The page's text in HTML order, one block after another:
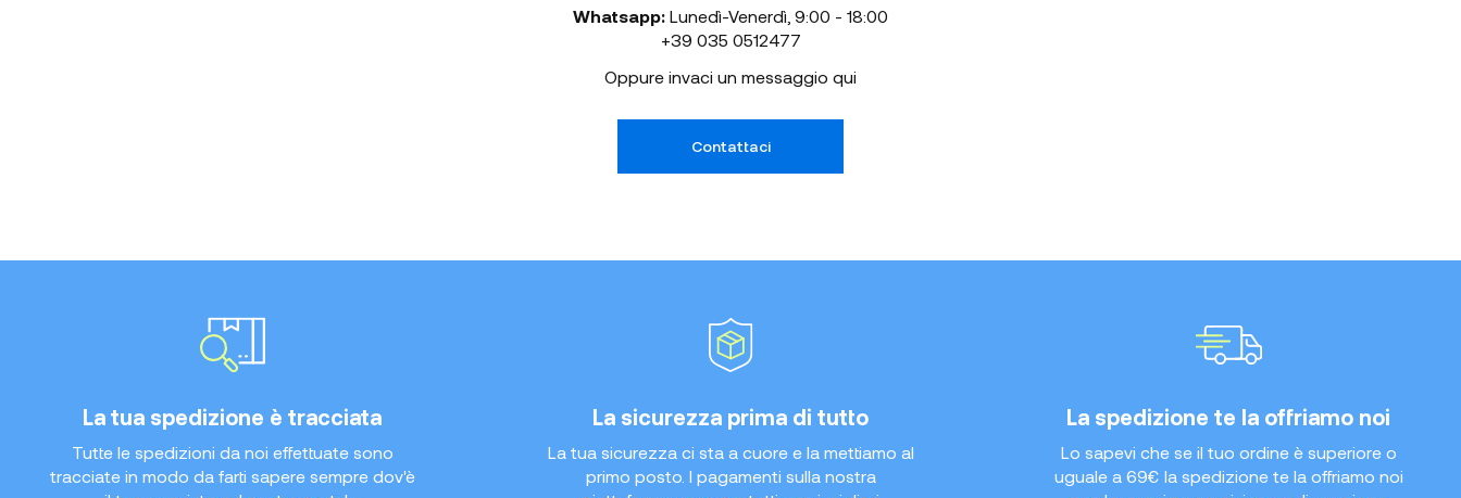
Whatsapp: Lunedì-Venerdì 9:00 - 18:00
+39 035 0512477
Oppure invaci un messaggio qui
Contattaci
La tua spedizione è tracciata
Tutte le spedizioni da noi effettuate sono
tracciate in modo da farti sapere sempre dov'è
La sicurezza prima di tutto
La tua sicurezza ci sta a cuore e la mettiamo al
primo posto. I pagamenti sulla nostra
La spedizione te la offriamo noi
Lo sapevi che se il tuo ordine è superiore o
uguale a 69€ la spedizione te la offriamo noi